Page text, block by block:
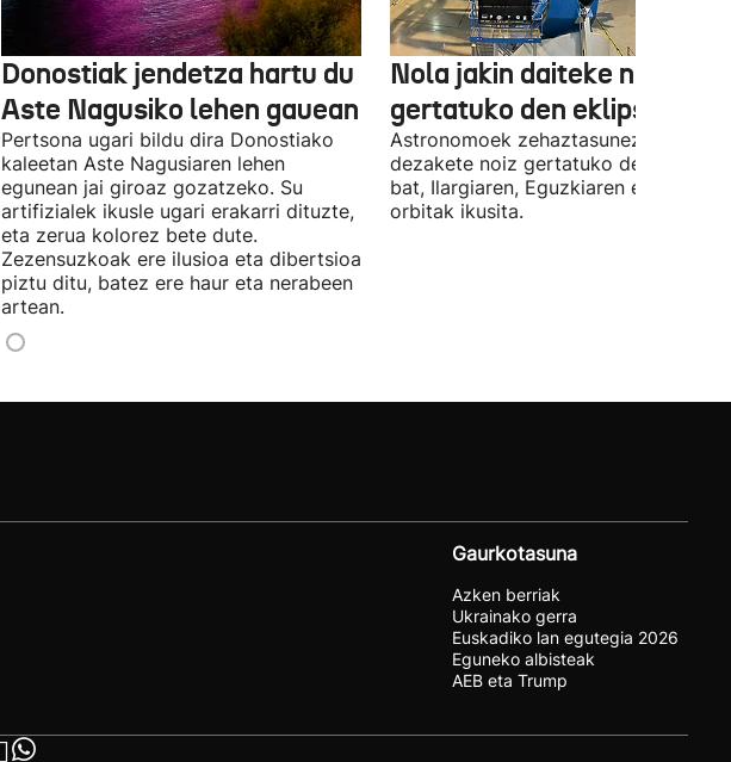
Donostiak jendetza hartu du
Aste Nagusiko lehen gauean
Pertsona ugari bildu dira Donostiako
kaleetan Aste Nagusiaren lehen
egunean jai giroaz gozatzeko. Su
artifizialek ikusle ugari erakarri dituzte,
eta zerua kolorez bete dute.
Zezensuzkoak ere ilusioa eta dibertsioa
piztu ditu, batez ere haur eta nerabeen
artean.
Nola jakin daiteke noiz
gertatuko den eklipse bat?
Astronomoek zehaztasunez kalkula
dezakete noiz gertatuko den eklipse
bat, Ilargiaren, Eguzkiaren eta
orbitak ikusita.
Gaurkotasuna
Azken berriak
Ukrainako gerra
Euskadiko lan egutegia 2026
Eguneko albisteak
AEB eta Trump